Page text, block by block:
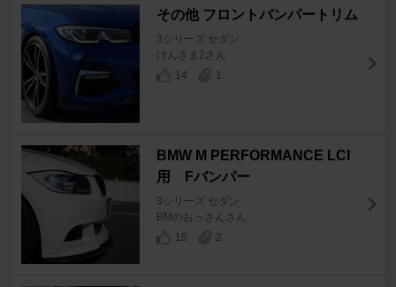
その他 フロントバンパートリム
3シリーズ セダン
けんさま2さん
14
1
BMW M PERFORMANCE LCI
用 Fバンパー
3シリーズ セダン
BMのおっさんさん
15
2